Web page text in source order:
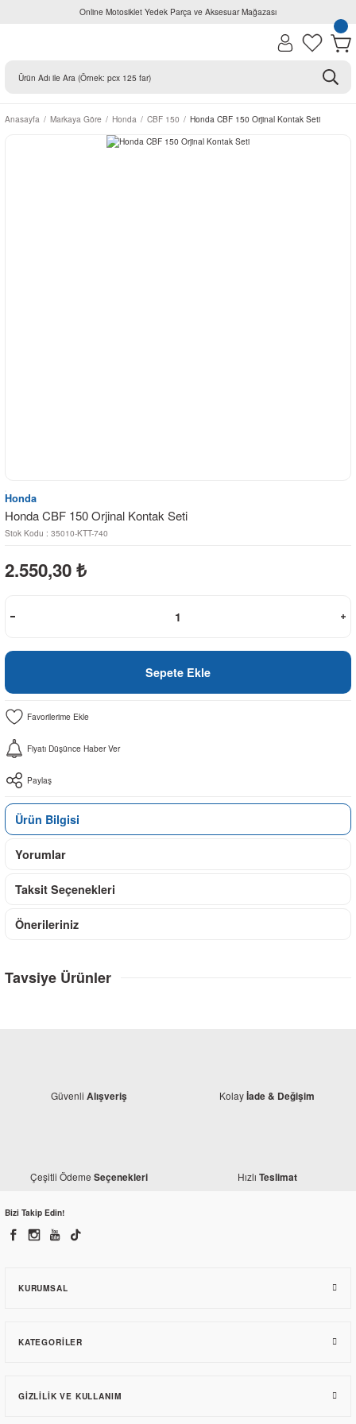
Online Motosiklet Yedek Parça ve Aksesuar Mağazası
Anasayfa Markaya Göre Honda CBF 150 Honda CBF 150 Orjinal Kontak Seti
Honda
Honda CBF 150 Orjinal Kontak Seti
Stok Kodu : 35010-KTT-740
2.550,30 ₺
Sepete Ekle
Fiyatı Düşünce Haber Ver
Paylaş
Ürün Bilgisi
Yorumlar
Taksit Seçenekleri
Önerileriniz
Tavsiye Ürünler
Honda CBF 150 Akü (2007-2009) Honda CBF 150 Akü (2010-2017)
Honda CBF 150 Vites Mili
Güvenli Alışveriş Kolayİade & Değişim
Çeşitli Ödeme Seçenekleri Hızlı Teslimat
Bizi Takip Edin!
KURUMSAL
KATEGORILER
GIZLILIK VE KULLANIM